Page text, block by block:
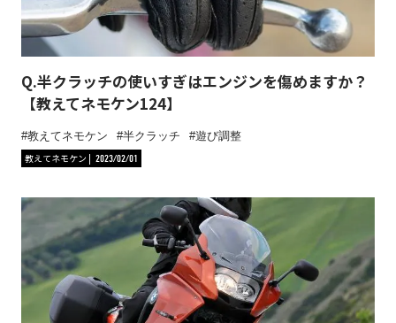
Q.半クラッチの使いすぎはエンジンを傷めますか？
【教えてネモケン124】
教えてネモケン 半クラッチ
遊び調整
教えてネモケン
2023/02/01